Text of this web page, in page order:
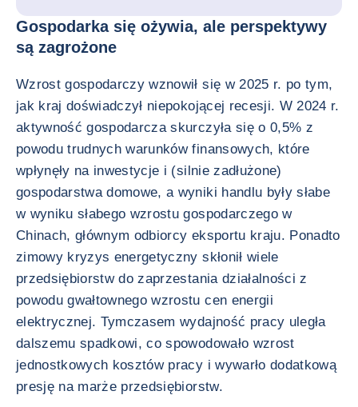
Gospodarka się ożywia, ale perspektywy
są zagrożone
Wzrost gospodarczy wznowił się w 2025 r. po tym,
jak kraj doświadczył niepokojącej recesji. W 2024 r.
aktywność gospodarcza skurczyła się o 0,5% z
powodu trudnych warunków finansowych, które
wpłynęły na inwestycje i (silnie zadłużone)
gospodarstwa domowe, a wyniki handlu były słabe
w wyniku słabego wzrostu gospodarczego w
Chinach, głównym odbiorcy eksportu kraju. Ponadto
zimowy kryzys energetyczny skłonił wiele
przedsiębiorstw do zaprzestania działalności z
powodu gwałtownego wzrostu cen energii
elektrycznej. Tymczasem wydajność pracy uległa
dalszemu spadkowi, co spowodowało wzrost
jednostkowych kosztów pracy i wywarło dodatkową
presję na marże przedsiębiorstw.